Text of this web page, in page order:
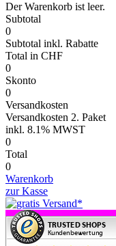
Der Warenkorb ist leer.
Subtotal
0
Subtotal inkl. Rabatte
Total in CHF
0
Skonto
0
Versandkosten
Versandkosten 2. Paket
inkl. 8.1% MWST
0
Total
0
Warenkorb
zur Kasse